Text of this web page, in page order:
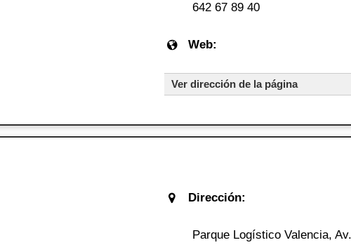
642 67 89 40
Web:
Ver dirección de la página
Dirección:
Parque Logístico Valencia,